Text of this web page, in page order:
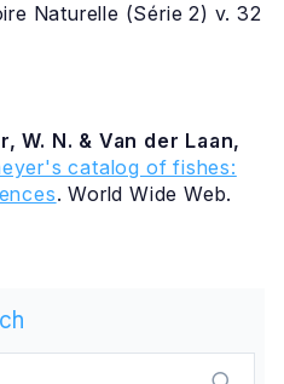
Naturelle (Série 2) v. 32
W. N. & Van der Laan,
catalog of fishes:
. World Wide Web.